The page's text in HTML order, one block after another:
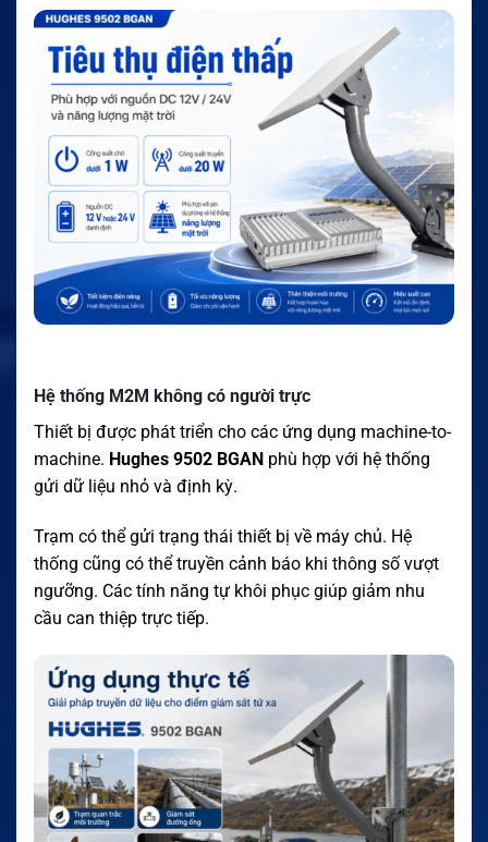
Hệ thống M2M không có người trực
Thiết bị được phát triển cho các ứng dụng machine-to-
machine. Hughes 9502 BGAN phù hợp với hệ thống
gửi dữ liệu nhỏ và định kỳ.
Trạm có thể gửi trạng thái thiết bị về máy chủ. Hệ
thống cũng có thể truyền cảnh báo khi thông số vượt
ngưỡng. Các tính năng tự khôi phục giúp giảm nhu
cầu can thiệp trực tiếp.